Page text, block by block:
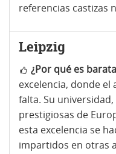
referencias castizas
Leipzig
¿Por qué es
excelencia, donde
falta. Su
prestigiosas de
esta excelencia se
impartidos en otras